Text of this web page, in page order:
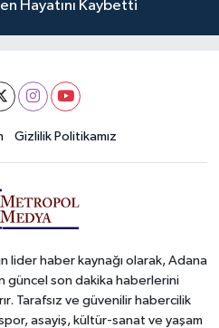
Hayatını Kaybetti
Gizlilik Politikamız
lider haber kaynağı olarak, Adana
güncel son dakika haberlerini
Tarafsız ve güvenilir habercilik
asayiş, kültür-sanat ve yaşam